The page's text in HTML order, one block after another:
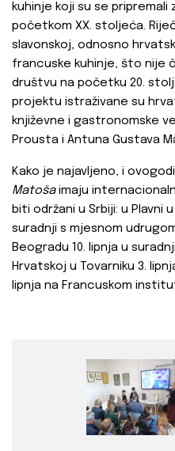
kuhinje koji su se
početkom XX. stoljeća.
slavonskoj, odnosno
francuske kuhinje, što nije
društvu na početku 20.
projektu istraživane su
književne i gastronomske
Prousta i Antuna Gustava
Kako je najavljeno, i
Matošaimaju
biti održani u Srbiji: u Plavni
suradnji s mjesnom
Beogradu 10. lipnja u
Hrvatskoj u Tovarniku 3.
lipnja na Francuskom